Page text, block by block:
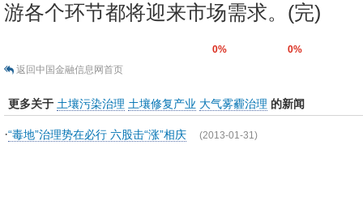
游各个环节都将迎来市场需求。(完)
0%
0%
返回中国金融信息网首页
更多关于 土壤污染治理 土壤修复产业 大气雾霾治理 的新闻
·“毒地”治理势在必行 六股击“涨”相庆 (2013-01-31)